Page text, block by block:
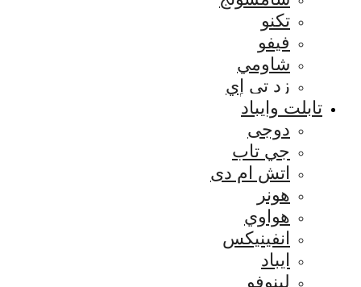
تكنو
فيفو
شاومي
زد تي إي
تابلت وايباد
دوجى
جي تاب
اتش ام دى
هونر
هواوي
انفينيكس
ايباد
لينوفو